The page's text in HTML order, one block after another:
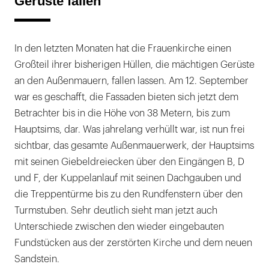
In den letzten Monaten hat die Frauenkirche einen
Großteil ihrer bisherigen Hüllen, die mächtigen Gerüste
an den Außenmauern, fallen lassen. Am 12. September
war es geschafft, die Fassaden bieten sich jetzt dem
Betrachter bis in die Höhe von 38 Metern, bis zum
Hauptsims, dar. Was jahrelang verhüllt war, ist nun frei
sichtbar, das gesamte Außenmauerwerk, der Hauptsims
mit seinen Giebeldreiecken über den Eingängen B, D
und F, der Kuppelanlauf mit seinen Dachgauben und
die Treppentürme bis zu den Rundfenstern über den
Turmstuben. Sehr deutlich sieht man jetzt auch
Unterschiede zwischen den wieder eingebauten
Fundstücken aus der zerstörten Kirche und dem neuen
Sandstein.